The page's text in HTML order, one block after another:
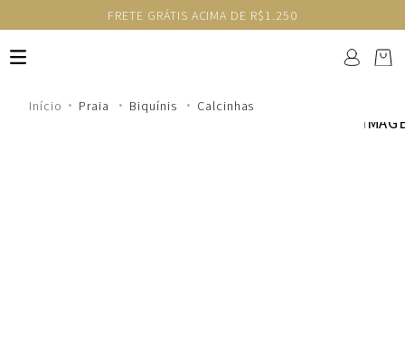
FRETE GRÁTIS ACIMA DE R$1.250
Praia Biquínis Calcinhas